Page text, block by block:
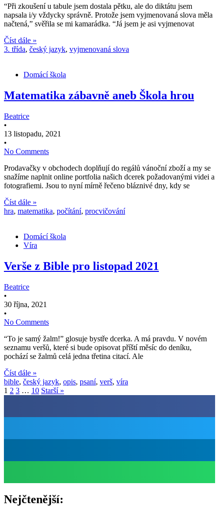
“Při zkoušení u tabule jsem dostala pětku, ale do diktátu jsem
napsala i/y vždycky správně. Protože jsem vyjmenovaná slova měla
načtená,” svěřila se mi kamarádka. “Já jsem je asi vyjmenovat
Číst dále »
3. třída, český jazyk, vyjmenovaná slova
Domácí škola
Matematika zábavně aneb Škola hrou
Beatrice
•
13 listopadu, 2021
•
No Comments
Prodavačky v obchodech doplňují do regálů vánoční zboží a my se
snažíme naplnit online portfolia našich dcerek požadovanými videi a
fotografiemi. Jsou to nyní mírně řečeno bláznivé dny, kdy se
Číst dále »
hra, matematika, počítání, procvičování
Domácí škola
Víra
Verše z Bible pro listopad 2021
Beatrice
•
30 října, 2021
•
No Comments
“To je samý žalm!” glosuje bystře dcerka. A má pravdu. V novém
seznamu veršů, které si bude opisovat příští měsíc do deníku,
pochází se žalmů celá jedna třetina citací. Ale
Číst dále »
bible, český jazyk, opis, psaní, verš, víra
1 2 3 … 10 Starší »
Nejčtenější: